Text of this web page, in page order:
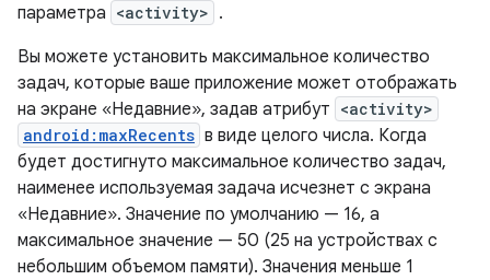
параметра <activity> .
Вы можете установить максимальное количество
задач, которые ваше приложение может отображать
на экране «Недавние», задав атрибут <activity>
android:maxRecents в виде целого числа. Когда
будет достигнуто максимальное количество задач,
наименее используемая задача исчезнет с экрана
«Недавние». Значение по умолчанию — 16, а
максимальное значение — 50 (25 на устройствах с
небольшим объемом памяти). Значения меньше 1